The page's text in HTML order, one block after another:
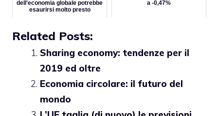
dell'economia globale potrebbe
esaurirsi molto presto
a -0,47%
Related Posts:
Sharing economy: tendenze per il
2019 ed oltre
Economia circolare: il futuro del
mondo